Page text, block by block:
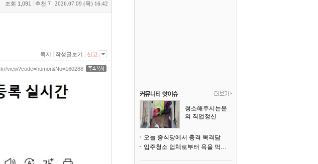
조회 1,091 추천 7 2026.07.09 (목) 16:42
쪽지 작성글보기 신고
view?code=humor&No=160288
청소해주시는분
의 직업정신
오늘 중식당에서 충격 목격담
입주청소 업체로부터 욕을 먹고 있습니다